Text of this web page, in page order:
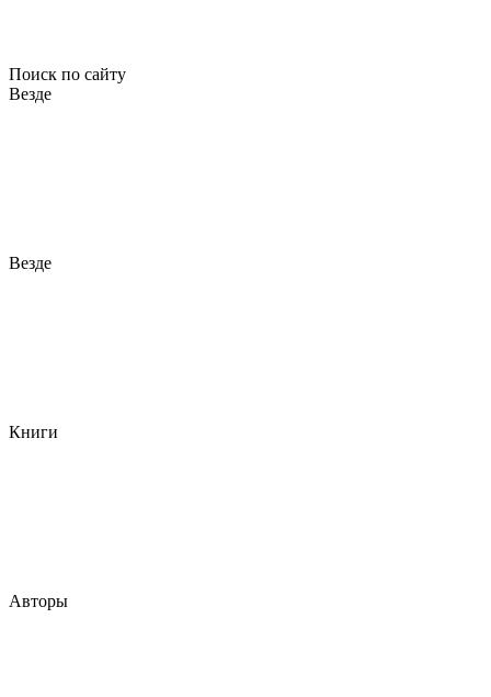
Поиск по сайту
Везде
Везде
Книги
Авторы